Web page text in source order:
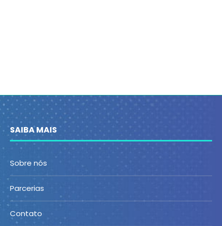
SAIBA MAIS
Sobre nós
Parcerias
Contato